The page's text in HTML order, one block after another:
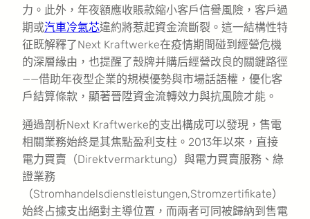
力。此外，年夜額應收賬款縮小客戶信譽風險，客戶過
期或汽車冷氣芯違約將惹起資金流斷裂。這一結構性特
征既解釋了Next Kraftwerke在疫情期間碰到經營危機
的深層緣由，也提醒了殼牌并購后經營改良的關鍵路徑
——借助年夜型企業的規模優勢與市場話語權，優化客
戶結算條款，顯著晉陞資金流轉效力與抗風險才能。
通過剖析Next Kraftwerke的支出構成可以發現，售電
相關業務始終是其焦點盈利支柱。2013年以來，直接
電力買賣（Direktvermarktung）與電力買賣服務、綠
證業務
（Stromhandelsdienstleistungen,Stromzertifikate）
始終占據支出絕對主導位置，而兩者可同被歸納到售電